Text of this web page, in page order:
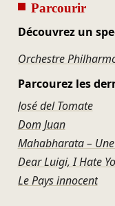
Parcourir
Découvrez un
Parcourez les
José del Tomate
Dom Juan
Mahabharata –
Dear Luigi, I Hate
Le Pays innocent